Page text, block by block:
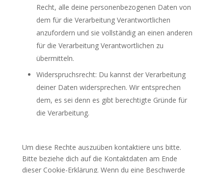
Recht, alle deine personenbezogenen Daten von
dem für die Verarbeitung Verantwortlichen
anzufordern und sie vollständig an einen anderen
für die Verarbeitung Verantwortlichen zu
übermitteln.
Widerspruchsrecht: Du kannst der Verarbeitung
deiner Daten widersprechen. Wir entsprechen
dem, es sei denn es gibt berechtigte Gründe für
die Verarbeitung.
Um diese Rechte auszuüben kontaktiere uns bitte.
Bitte beziehe dich auf die Kontaktdaten am Ende
dieser Cookie-Erklärung. Wenn du eine Beschwerde